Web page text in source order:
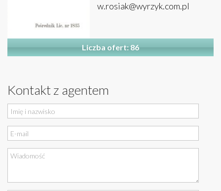
w.rosiak@wyrzyk.com.pl
Liczba ofert: 86
Kontakt z agentem